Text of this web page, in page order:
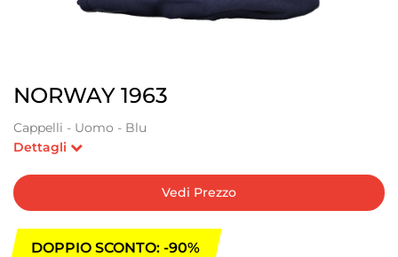
NORWAY 1963
Cappelli - Uomo - Blu
Dettagli
Vedi Prezzo
DOPPIO SCONTO: -90%